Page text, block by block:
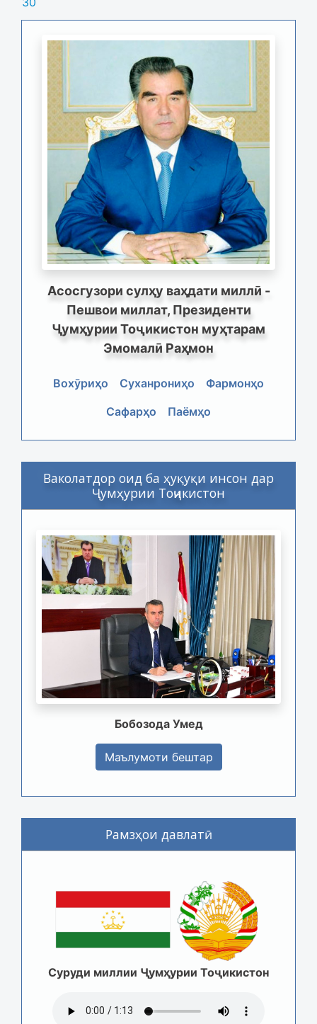
Асосгузори сулҳу ваҳдати миллӣ -
Пешвои миллат, Президенти
Ҷумҳурии Тоҷикистон муҳтарам
Эмомалӣ Раҳмон
Вохӯриҳо Суханрониҳо
Фармонҳо
Сафарҳо
Паёмҳо
Ваколатдор оид ба ҳуқуқи инсон дар
Ҷумҳурии Тоҷикистон
Бобозода Умед
Маълумоти бештар
Рамзҳои давлатӣ
Суруди миллии Ҷумҳурии Тоҷикистон